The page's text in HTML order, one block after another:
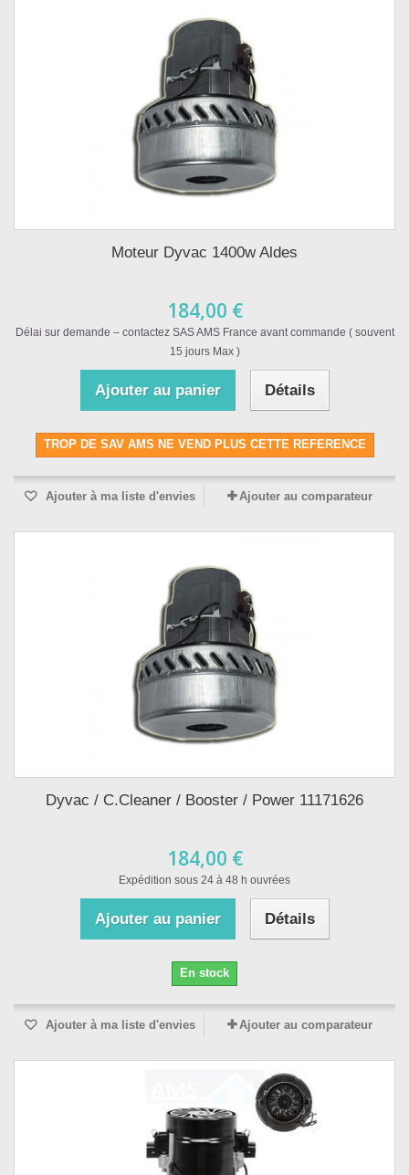
Moteur Dyvac 1400w Aldes
184,00 €
Délai sur demande – contactez SAS AMS France avant commande ( souvent
15 jours Max )
Ajouter au panier Détails
TROP DE SAV AMS NE VEND PLUS CETTE REFERENCE
Ajouter à ma liste d'envies Ajouter au comparateur
Dyvac / C.Cleaner / Booster / Power 11171626
184,00 €
Expédition sous 24 à 48 h ouvrées
Ajouter au panier Détails
En stock
Ajouter à ma liste d'envies Ajouter au comparateur